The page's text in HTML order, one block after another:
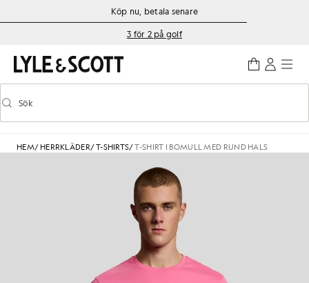
Gå direkt till huvudinnehållet
Information om tillgänglighetKöp nu, betala senare
3 för 2 på golf
Aktivera/inaktivera prediktiv sökning
Sök
HEM/ HERRKLÄDER/T-SHIRTS/T-SHIRT I BOMULL MED RUND HALS